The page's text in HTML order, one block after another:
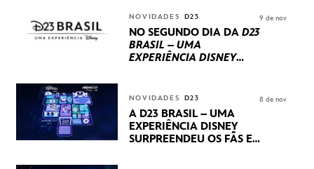
INTERNACIONAIS E
PRODUÇÕES BRASILEIRAS
NOVIDADES D23
NO SEGUNDO DIA DA D23
BRASIL – UMA
EXPERIÊNCIA DISNEY
STUDIOS REVELARAM
PRÉVIAS E NOVIDADES
DOS SEUS PRÓXIMOS
LANÇAMENTOS
9 de nov
NOVIDADES D23
A D23 BRASIL – UMA
EXPERIÊNCIA DISNEY
SURPREENDEU OS FÃS EM
8 de nov